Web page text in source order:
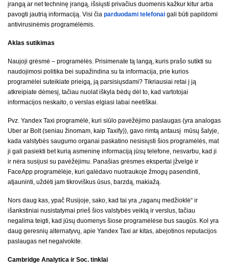
įrangą ar net techninę įrangą, išsiųsti privačius duomenis kažkur kitur arba
pavogti jautrią informaciją. Visi čia parduodami telefonai gali būti papildomi
antivirusinėmis programėlėmis.
Aklas sutikimas
Naujoji grėsmė – programėlės. Prisimenate tą langą, kuris prašo sutikti su
naudojimosi politika bei supažindina su ta informacija, prie kurios
programėlei suteikiate prieigą, ją parsisiųsdami? Tikriausiai retai į ją
atkreipiate dėmesį, tačiau nuolat iškyla bėdų dėl to, kad vartotojai
informacijos neskaito, o verslas elgiasi labai neetiškai.
Pvz. Yandex Taxi programėlė, kuri siūlo pavėžėjimo paslaugas (yra analogas
Uber ar Bolt (seniau žinomam, kaip Taxify)), gavo rimtą antausį mūsų šalyje,
kada valstybės saugumo organai paskatino nesisiųsti šios programėlės, mat
ji gali pasiekti bet kurią asmeninę informaciją jūsų telefone, nesvarbu, kad ji
ir nėra susijusi su pavėžėjimu. Panašias grėsmes ekspertai įžvelgė ir
FaceApp programėlėje, kuri galėdavo nuotraukoje žmogų pasendinti,
atjauninti, uždėti jam tikroviškus ūsus, barzdą, makiažą.
Nors daug kas, ypač Rusijoje, sako, kad tai yra „raganų medžioklė“ ir
išankstiniai nusistatymai prieš šios valstybės veiklą ir verslus, tačiau
negalima teigti, kad jūsų duomenys šiose programėlėse bus saugūs. Kol yra
daug geresnių alternatyvų, apie Yandex Taxi ar kitas, abejotinos reputacijos
paslaugas net negalvokite.
Cambridge Analytica ir Soc. tinklai